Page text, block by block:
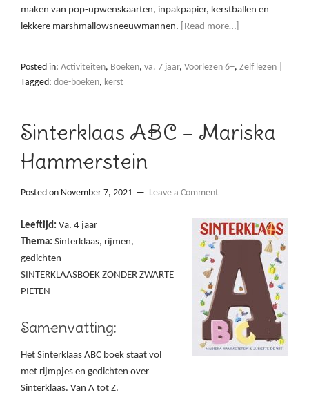
maken van pop-upwenskaarten, inpakpapier, kerstballen en
lekkere marshmallowsneeuwmannen.
[Read more…]
Posted in: Activiteiten, Boeken, va. 7 jaar, Voorlezen 6+, Zelf lezen
Tagged: doe-boeken, kerst
Sinterklaas ABC – Mariska
Hammerstein
Posted on November 7, 2021 Leave a Comment
Leeftijd: Va. 4 jaar
Thema: Sinterklaas, rijmen,
gedichten
SINTERKLAASBOEK ZONDER ZWARTE
PIETEN
Samenvatting:
Het Sinterklaas ABC boek staat vol
met rijmpjes en gedichten over
Sinterklaas. Van A tot Z.